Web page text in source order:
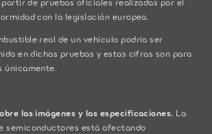
con la legislación europea.
real de un vehículo podría ser
en dichas pruebas y estas cifras son para
las imágenes y las especificaciones. La
semiconductores está afectando